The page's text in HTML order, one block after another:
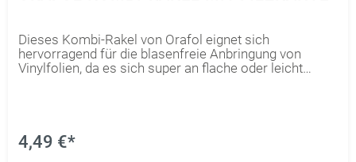
Dieses Kombi-Rakel von Orafol eignet sich
hervorragend für die blasenfreie Anbringung von
Vinylfolien, da es sich super an flache oder leicht
Anpressdruck anzubringen. Die abgerundeten Ecken
an der glatten Kante verhindern, dass unschöne
4,49 €*